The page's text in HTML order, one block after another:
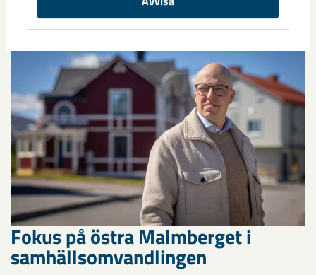
Anläggningen kommer att ersätta det befintliga verket från
1950-talet och ...
Fokus på östra Malmberget i
samhällsomvandlingen